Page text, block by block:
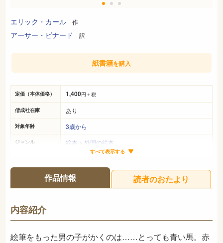
エリック・カール 作
アーサー・ビナード 訳
定価（本体価格） 1,400円＋税
偕成社在庫 あり
対象年齢 3歳から
ジャンル 絵本 > 外国の絵本
25ページ
ISBN 978-4-03-348280-4
NDC
発売日 2014年2月
すべて表示する
紙書籍を購入
作品情報 読者のおたより
内容紹介
絵筆をもった男の子がかくのは……とっても青い馬。赤